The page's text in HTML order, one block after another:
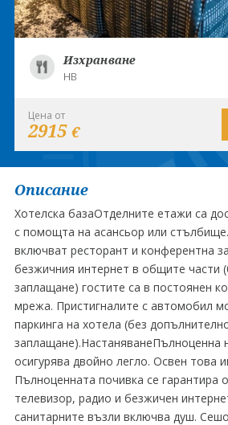
Изхранване
HB
Цена от
2915 €
Описание
Хотелска базаОтделните етажи са
с помощта на асансьор или
включват ресторант и конферентна
безжичния интернет в общите части
заплащане) гостите са в постоянен
мрежа. Пристигналите с автомобил
паркинга на хотела (без
заплащане).НастаняванеПълноценна
осигурява двойно легло. Освен това
Пълноценната почивка се гарантира
телевизор, радио и безжичен
санитарните възли включва душ.